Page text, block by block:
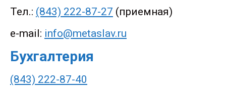
Тел.: (843) 222-87-27 (приемная)
e-mail: info@metaslav.ru
Бухгалтерия
(843) 222-87-40